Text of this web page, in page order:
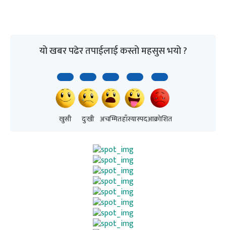
यो खबर पढेर तपाईलाई कस्तो महसुस भयो ?
खुसी दुःखी अचम्मितहाँस्यास्पदआक्रोशित